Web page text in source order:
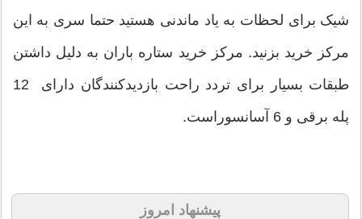
شیک برای لحظات به یاد ماندنی هستید حتما سری به این
مرکز خرید بزنید. مرکز خرید ستاره باران به دلیل داشتن
طبقات بسیار برای تردد راحت بازدیدکنندگان دارای 12
پله برقی و 6 آسانسوراست.
پیشنهاد امروز